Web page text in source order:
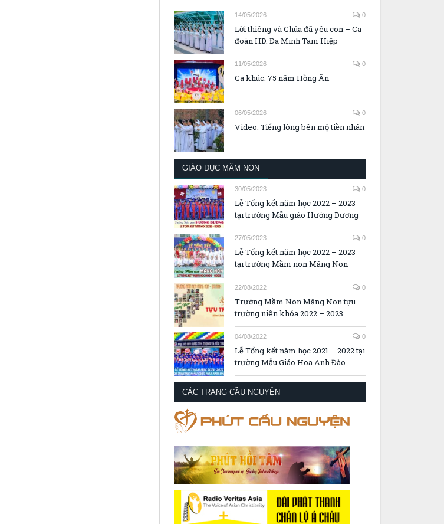
14/05/2026 0
Lời thiêng và Chúa đã yêu con – Ca
đoàn HD. Đa Minh Tam Hiệp
11/05/2026 0
Ca khúc: 75 năm Hồng Ân
06/05/2026 0
Video: Tiếng lòng bên mộ tiền nhân
GIÁO DỤC MẦM NON
30/05/2023 0
Lễ Tổng kết năm học 2022 – 2023
tại trường Mẫu giáo Hướng Dương
27/05/2023 0
Lễ Tổng kết năm học 2022 – 2023
tại trường Mầm non Măng Non
22/08/2022 0
Trường Mầm Non Măng Non tựu
trường niên khóa 2022 – 2023
04/08/2022 0
Lễ Tổng kết năm học 2021 – 2022 tại
trường Mẫu Giáo Hoa Anh Đào
CÁC TRANG CẦU NGUYỆN